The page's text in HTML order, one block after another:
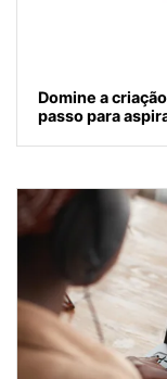
Domine a
passo para